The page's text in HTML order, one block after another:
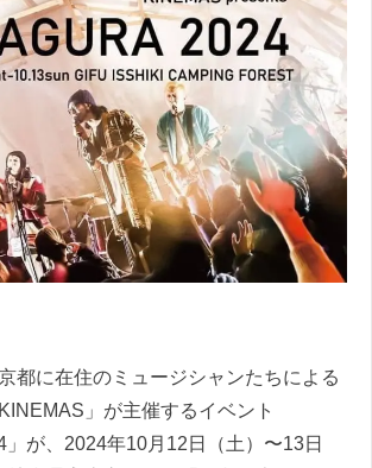
都に在住のミュージシャンたちによる
」が主催するイベント
」が、2024年10月12日（土）〜13日